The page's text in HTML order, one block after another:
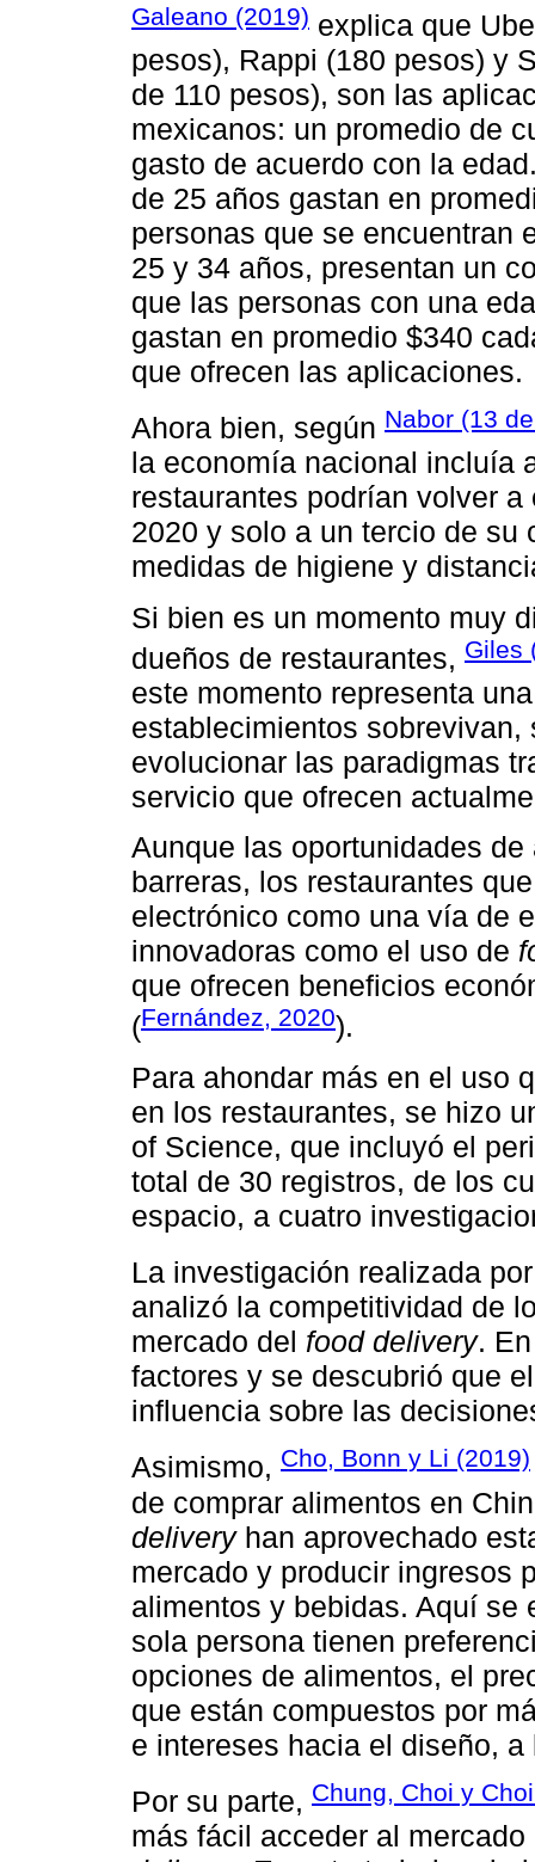
Galeano (2019) explica que
pesos), Rappi (180 pesos) y
de 110 pesos), son las
mexicanos: un promedio de
gasto de acuerdo con la
de 25 años gastan en
personas que se encuentran
25 y 34 años, presentan un
que las personas con una
gastan en promedio $340
que ofrecen las aplicaciones.
Ahora bien, según Nabor (13
la economía nacional incluía
restaurantes podrían volver
2020 y solo a un tercio de su
medidas de higiene y
Si bien es un momento muy
dueños de restaurantes, Giles
este momento representa
establecimientos
evolucionar las paradigmas
servicio que ofrecen
Aunque las oportunidades
barreras, los restaurantes
electrónico como una vía de
innovadoras como el uso de
que ofrecen beneficios
(Fernández, 2020).
Para ahondar más en el uso
en los restaurantes, se hizo
of Science, que incluyó el
total de 30 registros, de los
espacio, a cuatro
La investigación realizada
analizó la competitividad de
mercado del food delivery.
factores y se descubrió que
influencia sobre las
Asimismo, Cho, Bonn y Li (2019)
de comprar alimentos en
deliveryhan aprovechado
mercado y producir ingresos
alimentos y bebidas. Aquí se
sola persona tienen
opciones de alimentos, el
que están compuestos por
e intereses hacia el diseño,
Por su parte, Chung, Choi y
más fácil acceder al